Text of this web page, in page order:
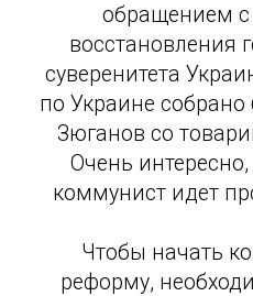
обращением с
восстановления
суверенитета
по Украине
Зюганов со
Очень
коммунист идет
Чтобы начать
реформу,